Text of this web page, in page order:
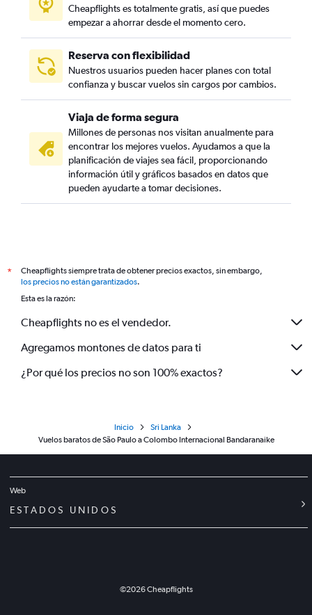
Cheapflights es totalmente gratis, así que puedes
empezar a ahorrar desde el momento cero.
Reserva con flexibilidad
Nuestros usuarios pueden hacer planes con total
confianza y buscar vuelos sin cargos por cambios.
Viaja de forma segura
Millones de personas nos visitan anualmente para
encontrar los mejores vuelos. Ayudamos a que la
planificación de viajes sea fácil, proporcionando
información útil y gráficos basados en datos que
pueden ayudarte a tomar decisiones.
*
Cheapflights siempre trata de obtener precios exactos, sin embargo,
los precios no están garantizados.
Esta es la razón:
Cheapflights no es el vendedor.
Agregamos montones de datos para ti
¿Por qué los precios no son 100% exactos?
Inicio
Sri Lanka
Vuelos baratos de São Paulo a Colombo Internacional Bandaranaike
Web
ESTADOS UNIDOS
©2026Cheapflights